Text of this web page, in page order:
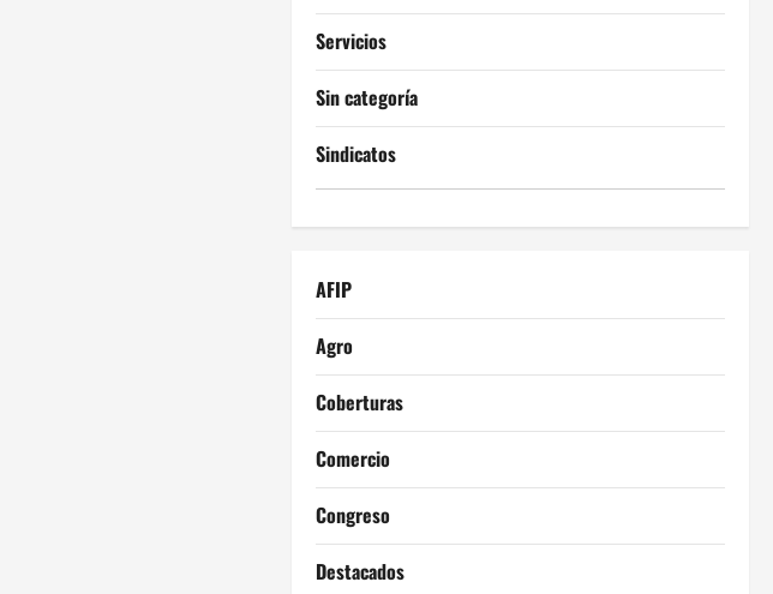
Servicios
Sin categoría
Sindicatos
AFIP
Agro
Coberturas
Comercio
Congreso
Destacados